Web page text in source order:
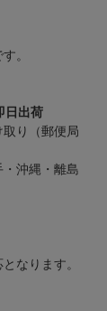
。
日出荷
取り（郵便局
沖縄・離島
なります。